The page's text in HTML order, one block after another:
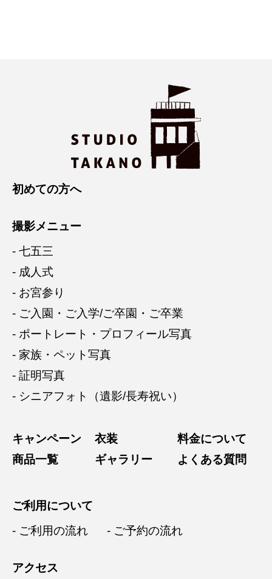
初めての方へ
撮影メニュー
- 七五三
- 成人式
- お宮参り
- ご入園・ご入学/ご卒園・ご卒業
- ポートレート・プロフィール写真
- 家族・ペット写真
- 証明写真
- シニアフォト（遺影/長寿祝い）
キャンペーン 衣装
料金について
商品一覧
ギャラリー よくある質問
ご利用について
- ご利用の流れ
- ご予約の流れ
アクセス